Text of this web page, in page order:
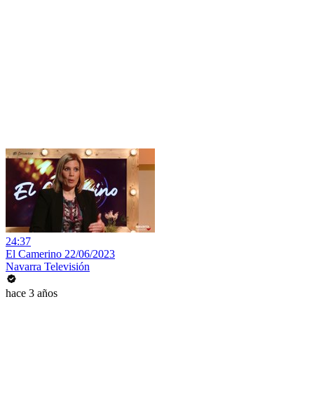
24:37
El Camerino 22/06/2023
Navarra Televisión
hace 3 años